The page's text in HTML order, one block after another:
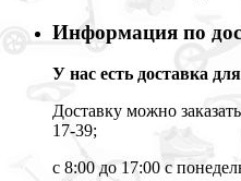
Информация по
У нас есть доставка
Доставку можно
17-39;
с 8:00 до 17:00 с